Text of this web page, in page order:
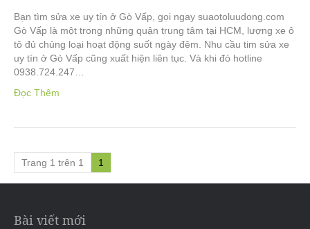
Bạn tìm sửa xe uy tín ở Gò Vấp, gọi ngay suaotoluudong.com
Gò Vấp là một trong những quận trung tâm tại HCM, lượng xe ô
tô đủ chủng loại hoạt động suốt ngày đêm. Nhu cầu tim sửa xe
uy tín ở Gò Vấp cũng xuất hiện liên tục. Và khi đó hotline
0938.724.247…
Đọc Thêm
Trang 1 trên 1 1
Bài viết mới